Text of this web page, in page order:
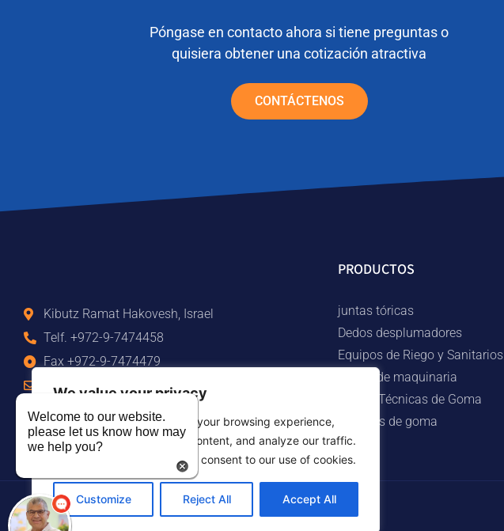
We value your privacy
We use cookies to enhance your browsing experience,
serve personalized ads or content, and analyze our traffic.
By clicking "Accept All", you consent to our use of cookies.
Customize Reject All Accept All
Póngase en contacto ahora si tiene preguntas o
quisiera obtener una cotización atractiva
CONTÁCTENOS
Kibutz Ramat Hakovesh, Israel
Telf. +972-9-7474458
Fax +972-9-7474479
info@duram.co.il
PRODUCTOS
juntas tóricas
Dedos desplumadores
Equipos de Riego y Sanitarios
Partes de maquinaria
Piezas Técnicas de Goma
Eslingas de goma
©2026 Duram Rubber Products. Todos los derechos reservados.
Welcome to our website.
please let us know how may
we help you?